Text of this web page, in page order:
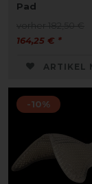
Pad
164,25 € *
ARTIKEL
-10%